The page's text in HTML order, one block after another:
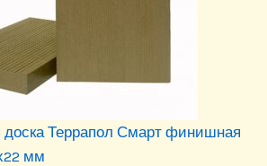
доска Террапол Смарт финишная
мм